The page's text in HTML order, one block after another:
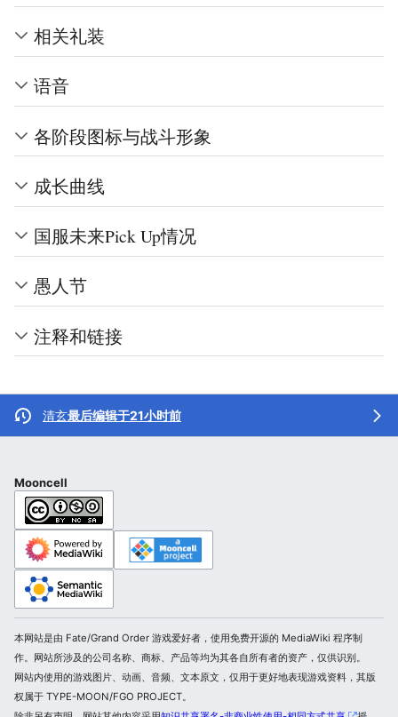
相关礼装
语音
各阶段图标与战斗形象
成长曲线
国服未来Pick Up情况
愚人节
注释和链接
清玄最后编辑于21小时前
Mooncell
本网站是由 Fate/Grand Order 游戏爱好者，使用免费开源的 MediaWiki 程序制
作。网站所涉及的公司名称、商标、产品等均为其各自所有者的资产，仅供识别。
网站内使用的游戏图片、动画、音频、文本原文，仅用于更好地表现游戏资料，其版
权属于 TYPE-MOON/FGO PROJECT。